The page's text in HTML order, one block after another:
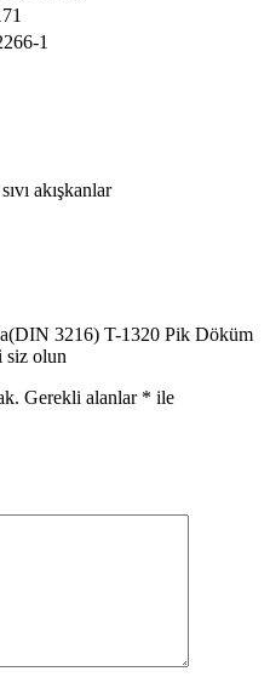
1
akışkanlar
3216) T-1320 Pik Döküm
siz olun
Gerekli alanlar * ile